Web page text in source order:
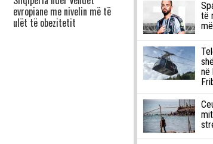
evropiane me nivelin më të
ulët të obezitetit
të
në